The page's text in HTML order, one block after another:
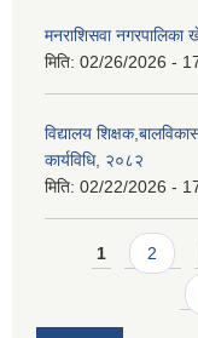
मनराशिसवा नगरपालिका
मिति: 02/26/2026 -
विद्यालय
कार्यविधि, २०८२
मिति: 02/22/2026 -
Pages
1 2